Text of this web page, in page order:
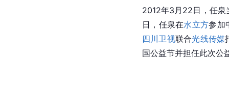
2012年3月22日，任泉
日，任泉在水立方参加
四川卫视联合光线传媒
国公益节并担任此次公